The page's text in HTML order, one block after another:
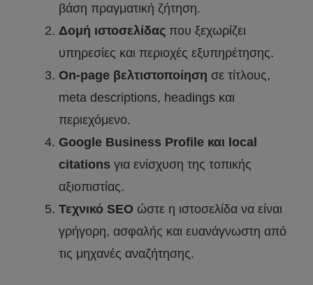
βάση πραγματική ζήτηση.
Δομή ιστοσελίδας που ξεχωρίζει
υπηρεσίες και περιοχές εξυπηρέτησης.
On-page βελτιστοποίηση σε τίτλους,
meta descriptions, headings και
περιεχόμενο.
Google Business Profile και local
citations για ενίσχυση της τοπικής
αξιοπιστίας.
Τεχνικό SEO ώστε η ιστοσελίδα να είναι
γρήγορη, ασφαλής και ευανάγνωστη από
τις μηχανές αναζήτησης.